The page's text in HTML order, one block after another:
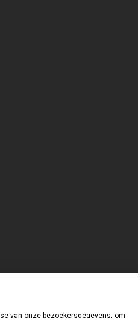
van onze bezoekersgegevens, om